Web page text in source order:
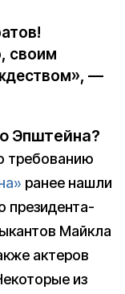
своим
—
Эпштейна?
требованию
ранее нашли
президента-
Майкла
актеров
из